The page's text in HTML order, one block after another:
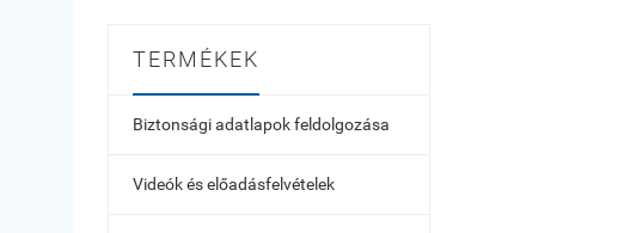
TERMÉKEK
Biztonsági adatlapok feldolgozása
Videók és előadásfelvételek